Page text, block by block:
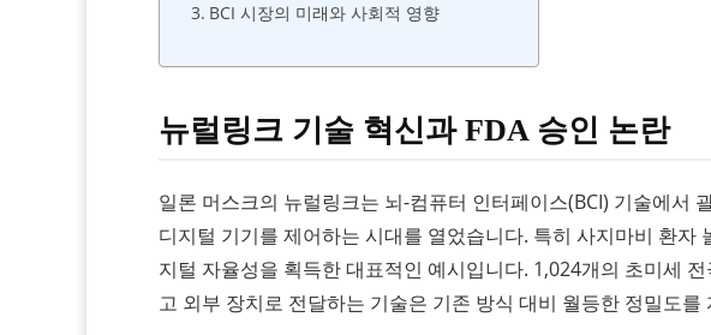
BCI 시장의 미래와 사회적 영향
뉴럴링크 기술 혁신과 FDA 승인 논란
일론 머스크의 뉴럴링크는 뇌-컴퓨터 인터페이스(BCI) 기술에서
디지털 기기를 제어하는 시대를 열었습니다. 특히 사지마비 환자
지털 자율성을 획득한 대표적인 예시입니다. 1,024개의 초미세
고 외부 장치로 전달하는 기술은 기존 방식 대비 월등한 정밀도를